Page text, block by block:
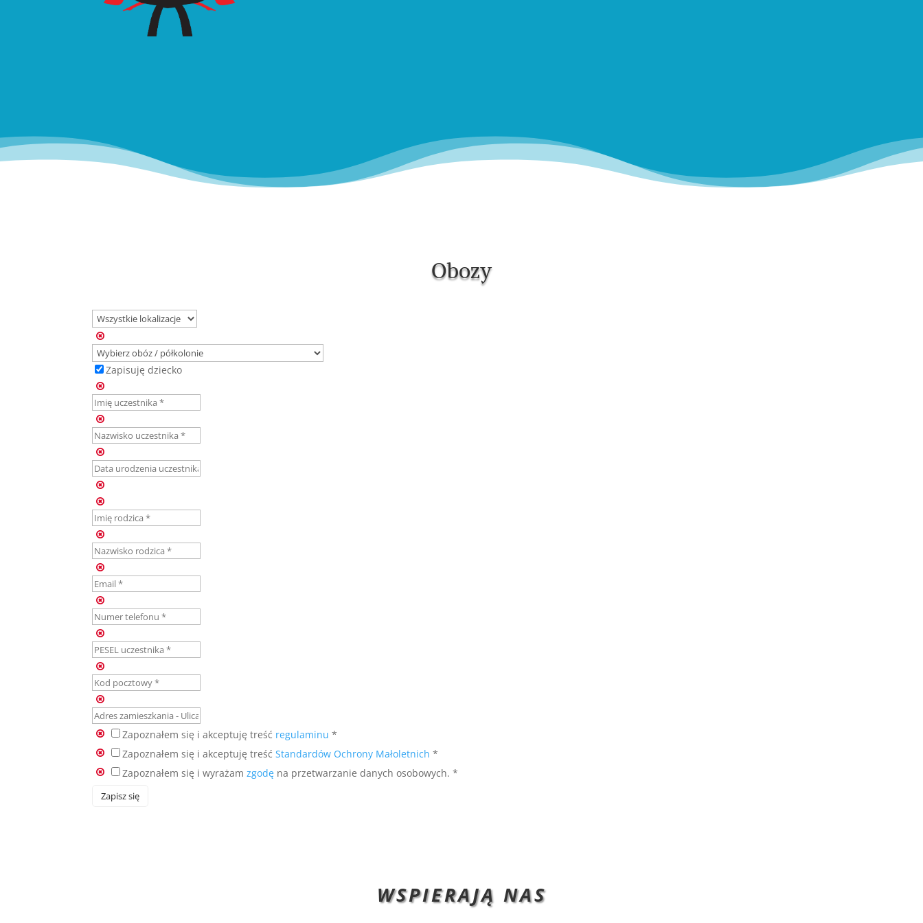
Obozy
Zapisuję dziecko
Zapoznałem się i akceptuję treść regulaminu *
Zapoznałem się i akceptuję treśćStandardów Ochrony Małoletnich *
Zapoznałem się i wyrażamzgodę na przetwarzanie danych osobowych. *
Zapisz się
WSPIERAJĄ NAS